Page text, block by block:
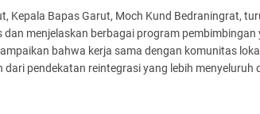
Kepala Bapas Garut, Moch Kund Bedraningrat,
dan menjelaskan berbagai program pembimbingan
bahwa kerja sama dengan komunitas
pendekatan reintegrasi yang lebih menyeluruh